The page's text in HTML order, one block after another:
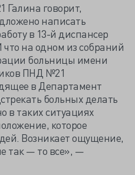
говорит,
написать
в 13-й диспансер
на одном из собраний
больницы имени
ПНД №21
в Департамент
больных делать
в таких ситуациях
которое
Возникает ощущение,
так — то все», —